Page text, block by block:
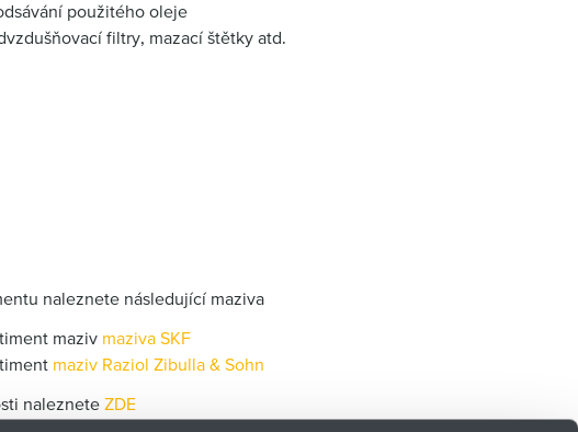
použitého oleje
filtry, mazací štětky atd.
naleznete následující maziva
maziv maziva SKF
maziv Raziol Zibulla & Sohn
naleznete ZDE